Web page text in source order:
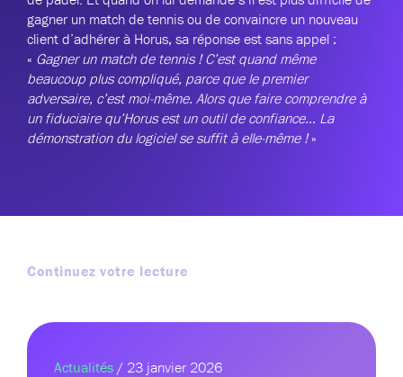
gagner un match de tennis ou de convaincre un nouveau
client d’adhérer à Horus, sa réponse est sans appel :
« Gagner un match de tennis ! C’est quand même
beaucoup plus compliqué, parce que le premier
adversaire, c’est moi-même. Alors que faire comprendre à
un fiduciaire qu’Horus est un outil de confiance… La
démonstration du logiciel se suffit à elle-même !»
Continuez votre lecture
Actualités / 23 janvier 2026